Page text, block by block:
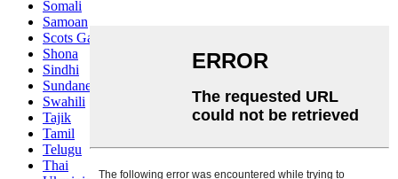
Somali
Samoan
Scots Gaelic
Shona
Sindhi
Sundanese
Swahili
Tajik
Tamil
Telugu
Thai